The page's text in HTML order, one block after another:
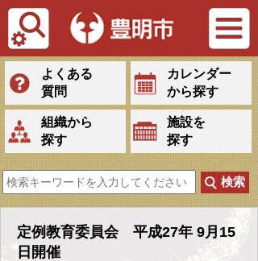
Tiếng Việt
よくある
質問
カレンダー
から探す
組織から
探す
施設を
探す
定例教育委員会 平成27年 9月15
日開催